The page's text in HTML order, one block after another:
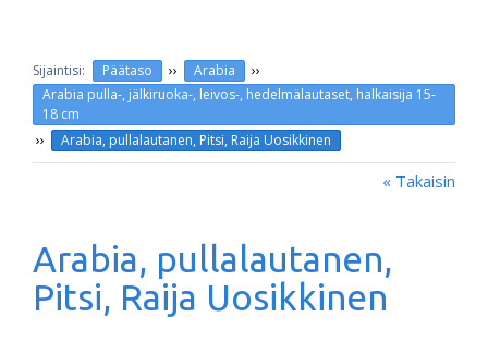
Päätaso ›› Arabia ››
Arabia pulla-, jälkiruoka-, leivos-, hedelmälautaset, halkaisija 15-
18 cm
›› Arabia, pullalautanen, Pitsi, Raija Uosikkinen
« Takaisin
Arabia, pullalautanen,
Pitsi, Raija Uosikkinen